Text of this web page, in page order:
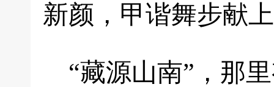
新颜，甲谐舞步献
“藏源山南”，那